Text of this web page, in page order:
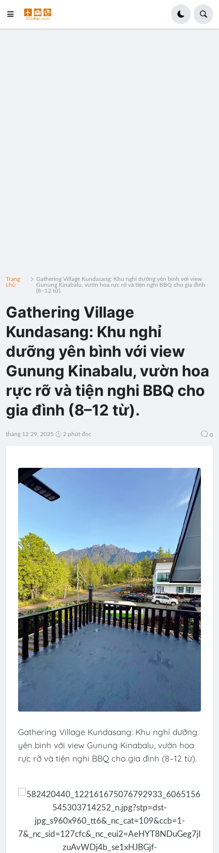
Trang
chủ
Gathering Village Kundasang: Khu nghỉ dưỡng yên bình với view
Gunung Kinabalu, vườn hoa rực rỡ và tiện nghi BBQ cho gia đình
(8–12 từ).
Gathering Village
Kundasang: Khu nghỉ
dưỡng yên bình với view
Gunung Kinabalu, vườn hoa
rực rỡ và tiện nghi BBQ cho
gia đình (8–12 từ).
tháng 12 29, 2025 2 phút đọc 0
Gathering Village Kundasang: Khu nghỉ dưỡng
yên bình với view Gunung Kinabalu, vườn hoa
rực rỡ và tiện nghi BBQ cho gia đình (8–12 từ).